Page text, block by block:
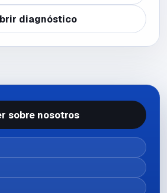
diagnóstico
sobre nosotros